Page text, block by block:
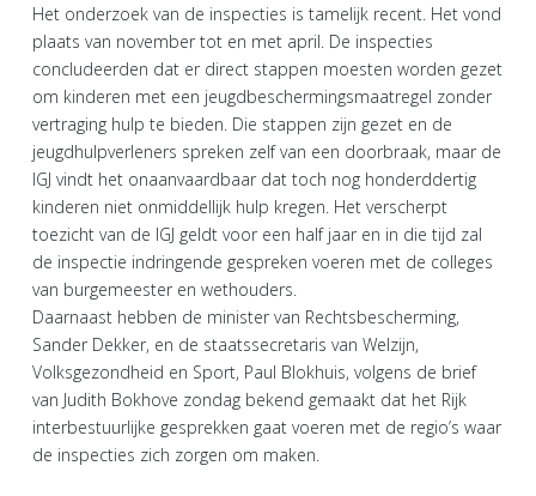
Het onderzoek van de inspecties is tamelijk recent. Het vond
plaats van november tot en met april. De inspecties
concludeerden dat er direct stappen moesten worden gezet
om kinderen met een jeugdbeschermingsmaatregel zonder
vertraging hulp te bieden. Die stappen zijn gezet en de
jeugdhulpverleners spreken zelf van een doorbraak, maar de
IGJ vindt het onaanvaardbaar dat toch nog honderddertig
kinderen niet onmiddellijk hulp kregen. Het verscherpt
toezicht van de IGJ geldt voor een half jaar en in die tijd zal
de inspectie indringende gespreken voeren met de colleges
van burgemeester en wethouders.
Daarnaast hebben de minister van Rechtsbescherming,
Sander Dekker, en de staatssecretaris van Welzijn,
Volksgezondheid en Sport, Paul Blokhuis, volgens de brief
van Judith Bokhove zondag bekend gemaakt dat het Rijk
interbestuurlijke gesprekken gaat voeren met de regio’s waar
de inspecties zich zorgen om maken.